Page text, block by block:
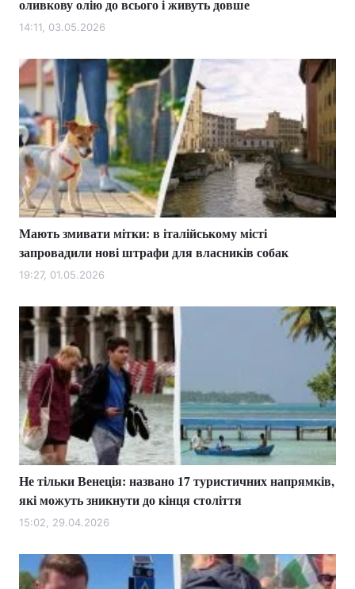
Головна Війна
Україна
Економіка Світ
Спорт
Техно і зв'язок
Зброя Інциденти
Здоров'я Туризм
Цікавинки Погода
Екологія
Лонгріди
оливкову олію до всього і живуть довше
14:11, 03.05.2026
Мають змивати мітки: в італійському місті
запровадили нові штрафи для власників собак
19:27, 01.05.2026
Не тільки Венеція: названо 17 туристичних напрямків,
які можуть зникнути до кінця століття
15:02, 29.04.2026